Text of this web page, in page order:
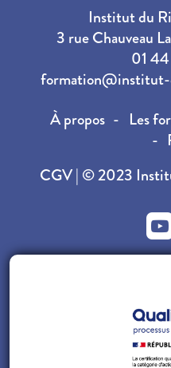
Institut du
3 rue Chauveau
01
À propos
Les
CGV| © 2023